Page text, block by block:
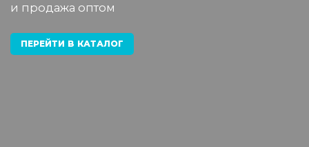
и продажа оптом
ПЕРЕЙТИ В КАТАЛОГ